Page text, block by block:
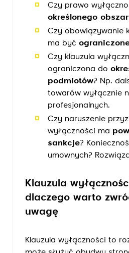
Czy prawo
określonego
Czy obowiązywanie
ma być
Czy klauzula
ograniczona do
podmiotów? Np.
towarów wyłącznie
profesjonalnych.
Czy naruszenie
wyłączności ma
sankcje?
umownych?
Klauzula
dlaczego warto
uwagę
Klauzula wyłączności to